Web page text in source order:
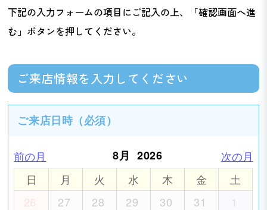
下記の入力フォームの項目にご記入の上、「確認画面へ進
む」ボタンを押してください。
ご来店情報を入力してください
ご来店日時（必須）
前の月 8月 2026
次の月
日
月 火 水 木 金
土
26
27 28 29 30 31
1